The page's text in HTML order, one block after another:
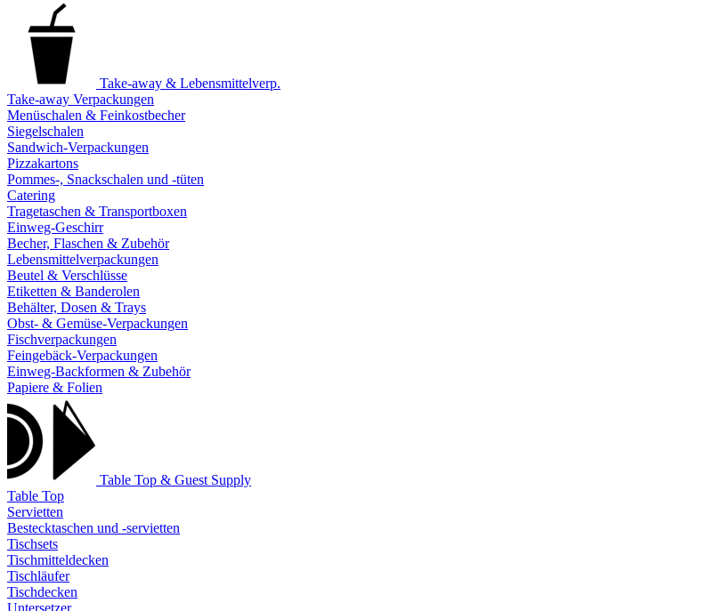
Take-away & Lebensmittelverp.
Take-away Verpackungen
Menüschalen & Feinkostbecher
Siegelschalen
Sandwich-Verpackungen
Pizzakartons
Pommes-, Snackschalen und -tüten
Catering
Tragetaschen & Transportboxen
Einweg-Geschirr
Becher, Flaschen & Zubehör
Lebensmittelverpackungen
Beutel & Verschlüsse
Etiketten & Banderolen
Behälter, Dosen & Trays
Obst- & Gemüse-Verpackungen
Fischverpackungen
Feingebäck-Verpackungen
Einweg-Backformen & Zubehör
Papiere & Folien
Table Top & Guest Supply
Table Top
Servietten
Bestecktaschen und -servietten
Tischsets
Tischmitteldecken
Tischläufer
Tischdecken